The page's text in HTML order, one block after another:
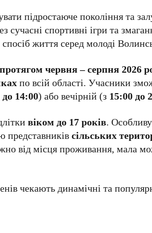
підростаюче покоління та
сучасні спортивні ігри та
життя серед молоді
протягом червня – серпня 2026
по всій області. Учасники
14:00) або вечірній (з 15:00 до
віком до 17 років.
представниківсільських
від місця проживання, мала
чекають динамічні та